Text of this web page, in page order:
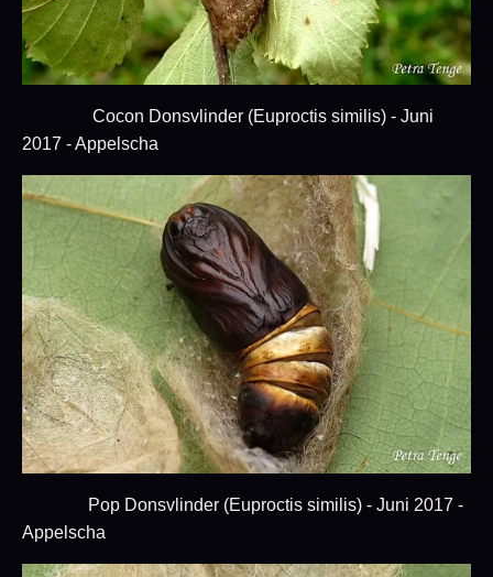
Cocon Donsvlinder (Euproctis similis) - Juni
2017 - Appelscha
Pop Donsvlinder (Euproctis similis) - Juni 2017 -
Appelscha